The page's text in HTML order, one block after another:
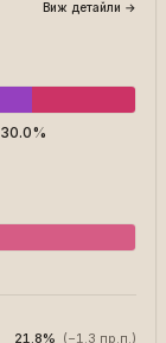
Виж детайли →
30.0%
21.8% (−1.3 пр.п. )